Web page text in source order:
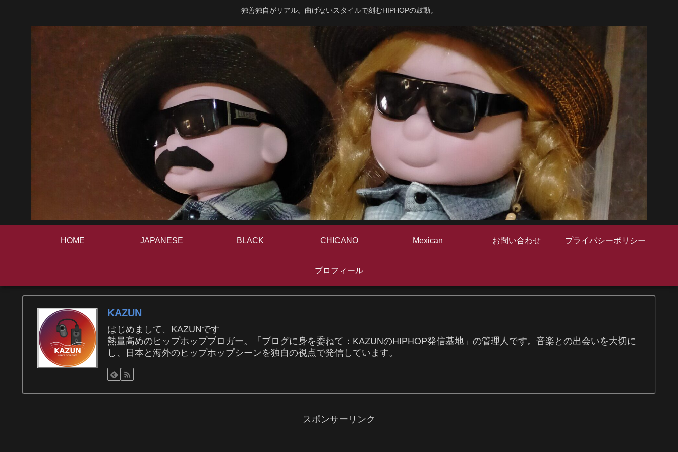
独善独自がリアル。曲げないスタイルで刻むHIPHOPの鼓動。
HOME JAPANESE BLACK CHICANO Mexican お問い合わせ プライバシーポリシー
プロフィール
KAZUN
はじめまして、KAZUNです
熱量高めのヒップホップブロガー。「ブログに身を委ねて：KAZUNのHIPHOP発信基地」の管理人です。音楽との出会いを大切に
し、日本と海外のヒップホップシーンを独自の視点で発信しています。
スポンサーリンク